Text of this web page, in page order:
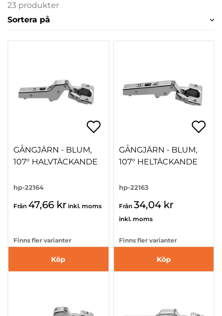
23 produkter
Sortera på
GÅNGJÄRN - BLUM,
107° HALVTÄCKANDE
hp-22164
Från 47,66 kr inkl. moms
Finns fler varianter
Köp
GÅNGJÄRN - BLUM,
107° HELTÄCKANDE
hp-22163
Från 34,04 kr
inkl. moms
Finns fler varianter
Köp